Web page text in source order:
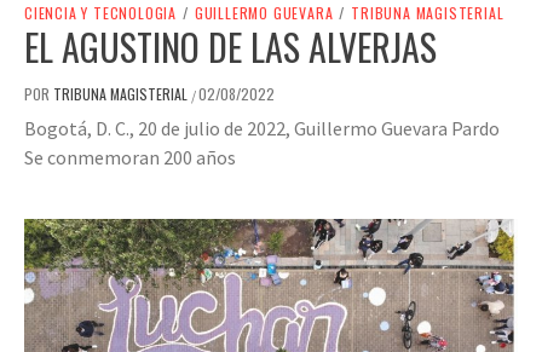
CIENCIA Y TECNOLOGIA / GUILLERMO GUEVARA / TRIBUNA MAGISTERIAL
EL AGUSTINO DE LAS ALVERJAS
POR TRIBUNA MAGISTERIAL /02/08/2022
Bogotá, D. C., 20 de julio de 2022, Guillermo Guevara Pardo
Se conmemoran 200 años